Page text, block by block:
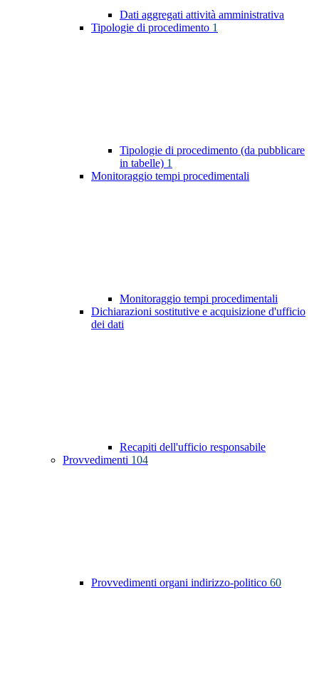
Dati aggregati attività amministrativa
Tipologie di procedimento 1
Tipologie di procedimento (da pubblicare
in tabelle) 1
Monitoraggio tempi procedimentali
Monitoraggio tempi procedimentali
Dichiarazioni sostitutive e acquisizione d'ufficio
dei dati
Recapiti dell'ufficio responsabile
Provvedimenti 104
Provvedimenti organi indirizzo-politico 60